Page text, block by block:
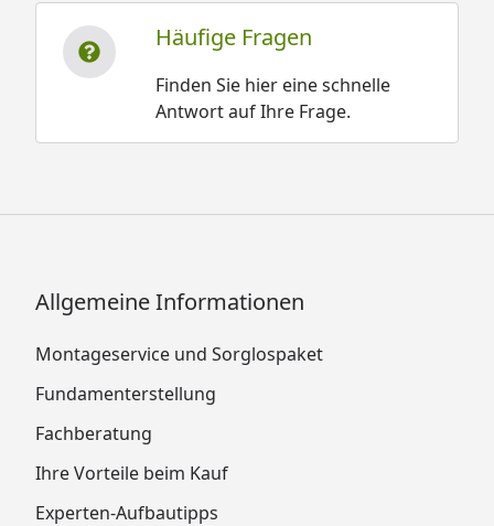
Häufige Fragen
Finden Sie hier eine schnelle
Antwort auf Ihre Frage.
Allgemeine Informationen
Montageservice und Sorglospaket
Fundamenterstellung
Fachberatung
Ihre Vorteile beim Kauf
Experten-Aufbautipps